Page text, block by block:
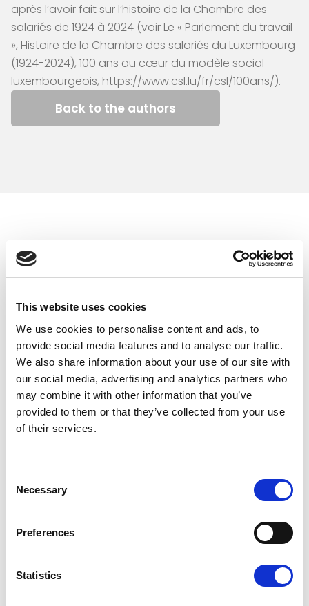
This website uses cookies
We use cookies to personalise content and ads, to
provide social media features and to analyse our traffic.
We also share information about your use of our site with
our social media, advertising and analytics partners who
may combine it with other information that you’ve
provided to them or that they’ve collected from your use
of their services.
Selection
Necessary
Preferences
Statistics
après l’avoir fait sur l’histoire de la Chambre des
salariés de 1924 à 2024 (voir Le « Parlement du travail
», Histoire de la Chambre des salariés du Luxembourg
(1924-2024), 100 ans au cœur du modèle social
luxembourgeois, https://www.csl.lu/fr/csl/100ans/).
Back to the authors
Similar articles
25.06.12
L'histoire des
sur la longue durée,